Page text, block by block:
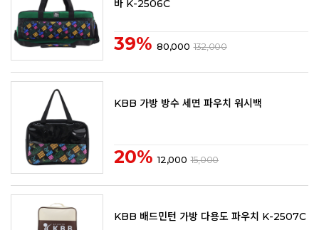
바 K-2506C
39% 80,000 132,000
KBB 가방 방수 세면 파우치 워시백
20% 12,000 15,000
KBB 배드민턴 가방 다용도 파우치 K-2507C